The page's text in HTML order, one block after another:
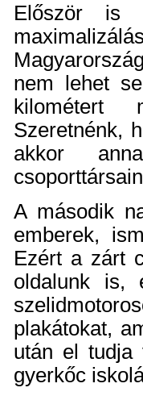
Először is
nem lehet
kilométert
Szeretnénk,
akkor
A második
emberek,
Ezért a zárt
oldalunk is,
plakátokat,
után el tudja
gyerkőc